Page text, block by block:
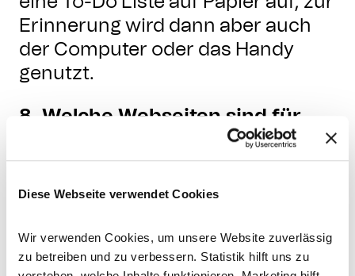
Diese Webseite verwendet Cookies
Wir verwenden Cookies, um unsere Website zuverlässig
zu betreiben und zu verbessern. Statistik hilft uns zu
Erinnerung wird dann aber auch
der Computer oder das Handy
genutzt.
8. Welche Webseiten sind für
Dich besonders inspirierend?
Sowohl Webseiten als auch
Instagramseiten von
Favorit im Moment die Seite von
allaboutadventures.